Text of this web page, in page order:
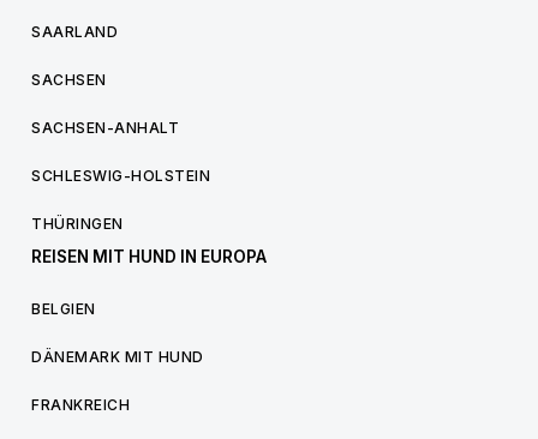
SAARLAND
SACHSEN
SACHSEN-ANHALT
SCHLESWIG-HOLSTEIN
THÜRINGEN
REISEN MIT HUND IN EUROPA
BELGIEN
DÄNEMARK MIT HUND
FRANKREICH